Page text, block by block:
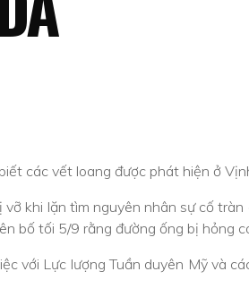
các vết loang được phát hiện ở
khi lặn tìm nguyên nhân sự cố
bố tối 5/9 rằng đường ống bị hỏng
với Lực lượng Tuần duyên Mỹ và